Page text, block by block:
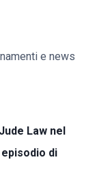
e news
Law nel
di